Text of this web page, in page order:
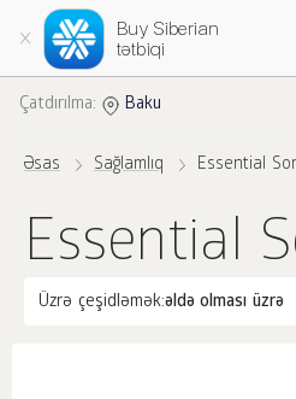
Buy Siberian
tətbiqi
Çatdırılma: Baku
Əsas Sağlamlıq Essential
Essential
Üzrə çeşidləmək:əldə olması üzrə